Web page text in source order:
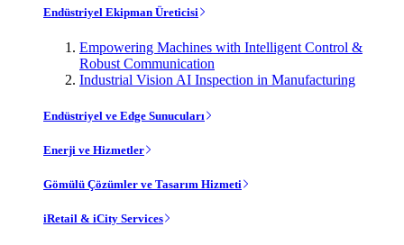
Endüstriyel Ekipman Üreticisi
Empowering Machines with Intelligent Control &
Robust Communication
Industrial Vision AI Inspection in Manufacturing
Endüstriyel ve Edge Sunucuları
Enerji ve Hizmetler
Gömülü Çözümler ve Tasarım Hizmeti
iRetail & iCity Services